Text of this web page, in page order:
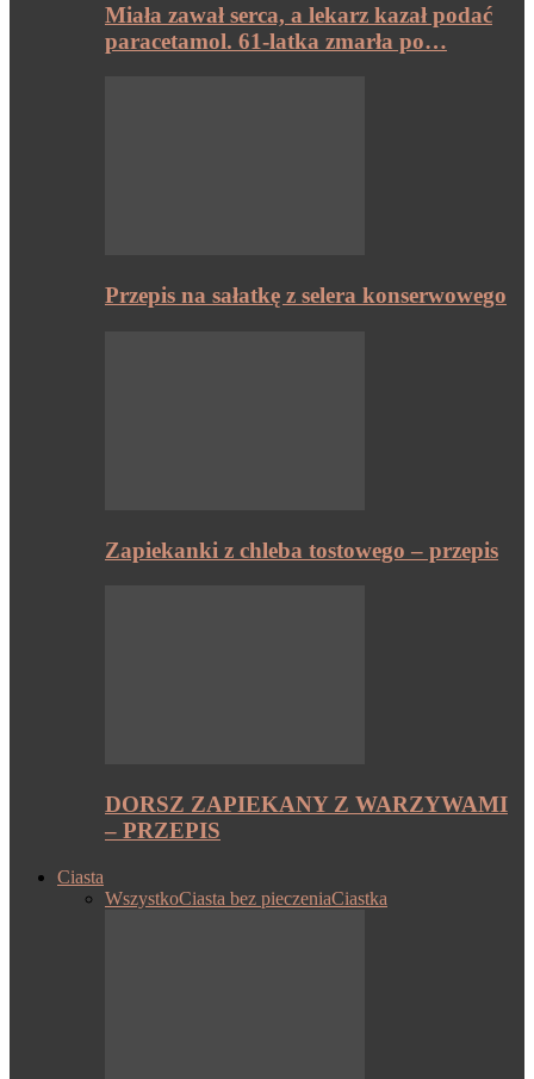
Miała zawał serca, a lekarz kazał podać
paracetamol. 61-latka zmarła po…
Przepis na sałatkę z selera konserwowego
Zapiekanki z chleba tostowego – przepis
DORSZ ZAPIEKANY Z WARZYWAMI
– PRZEPIS
Ciasta
WszystkoCiasta bez pieczeniaCiastka